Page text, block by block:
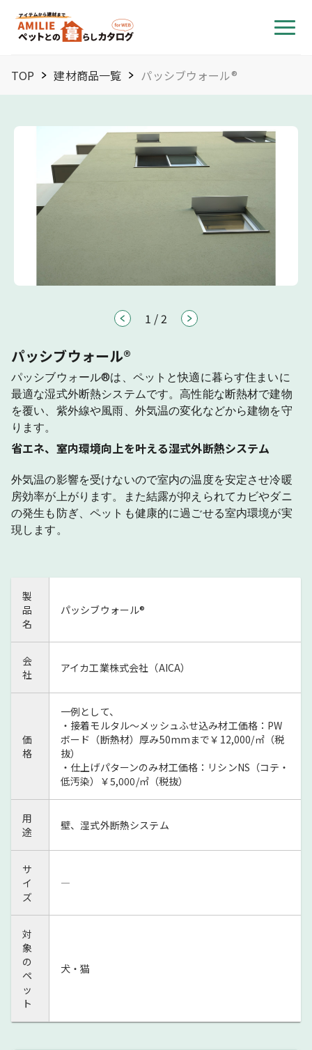
TOP 建材商品一覧 パッシブウォール®
1 /2
パッシブウォール®
パッシブウォール®は、ペットと快適に暮らす住まいに
最適な湿式外断熱システムです。高性能な断熱材で建物
を覆い、紫外線や風雨、外気温の変化などから建物を守
ります。
省エネ、室内環境向上を叶える湿式外断熱システム
外気温の影響を受けないので室内の温度を安定させ冷暖
房効率が上がります。また結露が抑えられてカビやダニ
の発生も防ぎ、ペットも健康的に過ごせる室内環境が実
現します。
製
品
名
パッシブウォール®
会
社
アイカ工業株式会社（AICA）
価
格
一例として、
・接着モルタル～メッシュふせ込み材工価格：PW
ボード（断熱材）厚み50mmまで￥12,000/㎡（税
抜）
・仕上げパターンのみ材工価格：リシンNS（コテ・
低汚染）￥5,000/㎡（税抜）
用
途
壁、湿式外断熱システム
サ
イ
ズ
―
対
象
の
ペ
ッ
ト
犬・猫